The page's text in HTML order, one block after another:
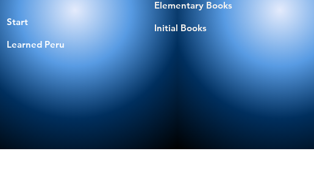
Start
Learned Peru
Elementary Books
Initial Books